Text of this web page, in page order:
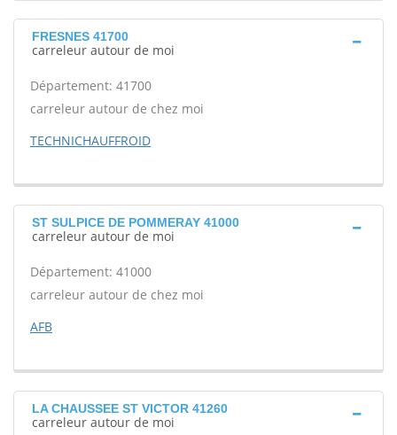
FRESNES 41700
carreleur autour de moi
Département: 41700
carreleur autour de chez moi
TECHNICHAUFFROID
ST SULPICE DE POMMERAY 41000
carreleur autour de moi
Département: 41000
carreleur autour de chez moi
AFB
LA CHAUSSEE ST VICTOR 41260
carreleur autour de moi